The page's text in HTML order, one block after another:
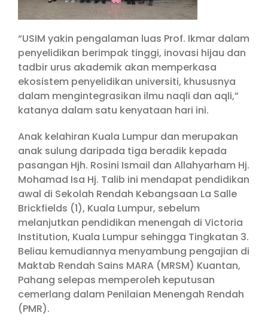
“USIM yakin pengalaman luas Prof. Ikmar dalam
penyelidikan berimpak tinggi, inovasi hijau dan
tadbir urus akademik akan memperkasa
ekosistem penyelidikan universiti, khususnya
dalam mengintegrasikan ilmu naqli dan aqli,”
katanya dalam satu kenyataan hari ini.
Anak kelahiran Kuala Lumpur dan merupakan
anak sulung daripada tiga beradik kepada
pasangan Hjh. Rosini Ismail dan Allahyarham Hj.
Mohamad Isa Hj. Talib ini mendapat pendidikan
awal di Sekolah Rendah Kebangsaan La Salle
Brickfields (1), Kuala Lumpur, sebelum
melanjutkan pendidikan menengah di Victoria
Institution, Kuala Lumpur sehingga Tingkatan 3.
Beliau kemudiannya menyambung pengajian di
Maktab Rendah Sains MARA (MRSM) Kuantan,
Pahang selepas memperoleh keputusan
cemerlang dalam Penilaian Menengah Rendah
(PMR).